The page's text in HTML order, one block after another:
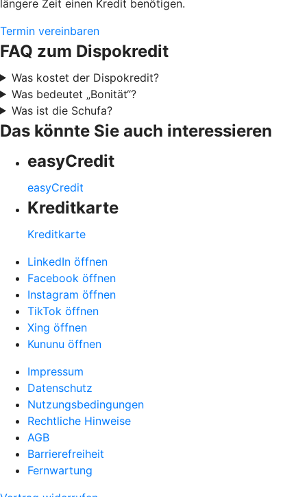
längere Zeit einen Kredit benötigen.
Termin vereinbaren
FAQ zum Dispokredit
Was kostet der Dispokredit?
Was bedeutet „Bonität“?
Was ist die Schufa?
Das könnte Sie auch interessieren
easyCredit
easyCredit
Kreditkarte
Kreditkarte
LinkedIn öffnen
Facebook öffnen
Instagram öffnen
TikTok öffnen
Xing öffnen
Kununu öffnen
Impressum
Datenschutz
Nutzungsbedingungen
Rechtliche Hinweise
AGB
Barrierefreiheit
Fernwartung